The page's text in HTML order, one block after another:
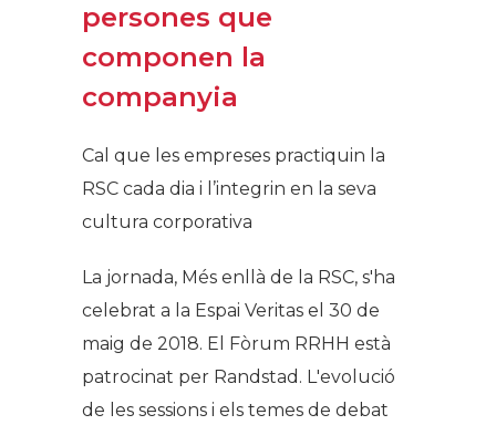
persones que
componen la
companyia
Cal que les empreses practiquin la
RSC cada dia i l’integrin en la seva
cultura corporativa
La jornada, Més enllà de la RSC, s'ha
celebrat a la Espai Veritas el 30 de
maig de 2018. El Fòrum RRHH està
patrocinat per Randstad. L'evolució
de les sessions i els temes de debat